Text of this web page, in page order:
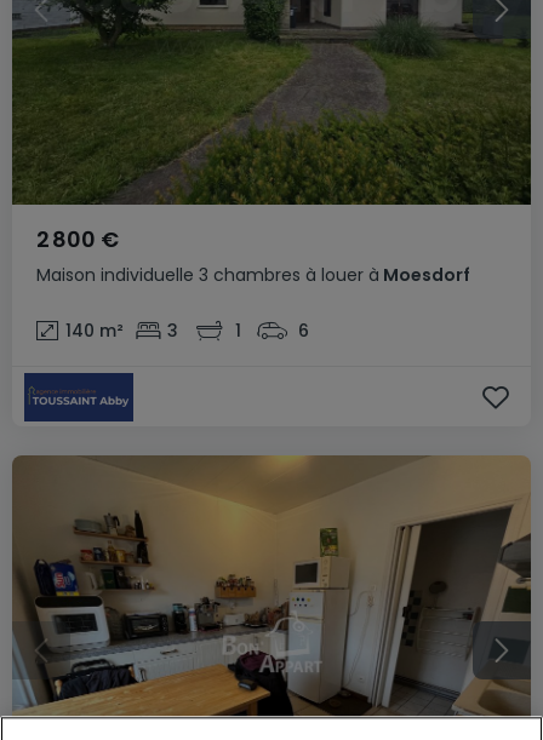
Maison individuelle 3 chambres à louer à Moesdorf
2 800 €
140 m² 3 1 6